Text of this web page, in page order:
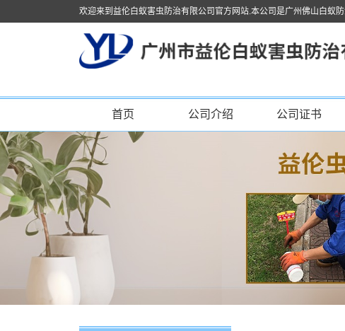
欢迎来到益伦白蚁害虫防治有限公司官方网站.本公司是广州佛山白蚁
首页 公司介绍 公司证书